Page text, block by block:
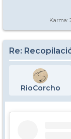
Karma:
Re:
RioCorcho